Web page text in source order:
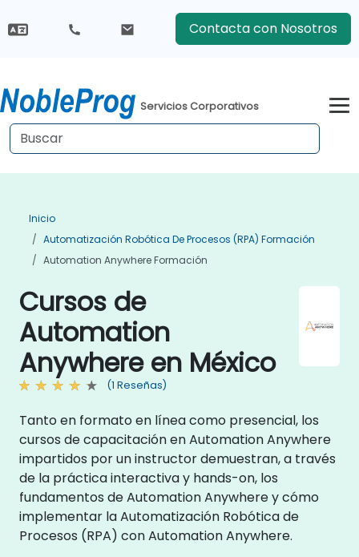
Contacta con Nosotros
Servicios Corporativos
Inicio
Automatización Robótica De Procesos (RPA) Formación
Automation Anywhere Formación
Cursos de
Automation
Anywhere en México
(1 Reseñas)
Tanto en formato en línea como presencial, los
cursos de capacitación en Automation Anywhere
impartidos por un instructor demuestran, a través
de la práctica interactiva y hands-on, los
fundamentos de Automation Anywhere y cómo
implementar la Automatización Robótica de
Procesos (RPA) con Automation Anywhere.